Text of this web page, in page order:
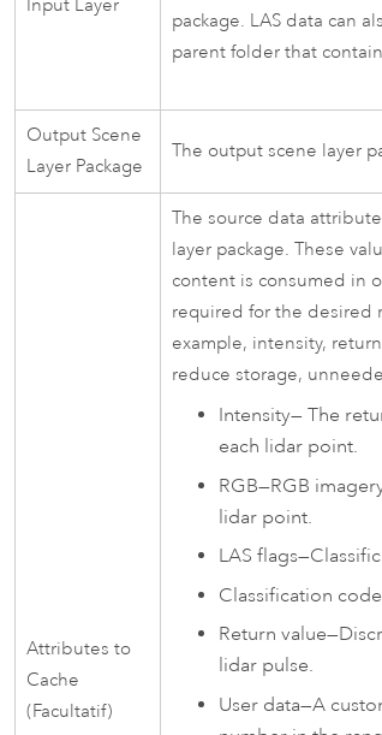
Input Layer
package. LAS data can
parent folder that
Output Scene
Layer Package
The output scene layer
Attributes to
Cache
(Facultatif)
The source data
layer package. These
content is consumed in
required for the desired
example, intensity,
reduce storage,
Intensity— The
each lidar point.
RGB—RGB
lidar point.
LAS flags—
Classification code
Return value—
lidar pulse.
User data—A